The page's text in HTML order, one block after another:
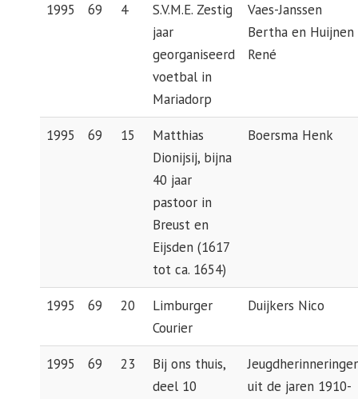
1995 69 4
S.V.M.E. Zestig
jaar
georganiseerd
voetbal in
Mariadorp
Vaes-Janssen
Bertha en Huijnen
René
1995 69 15
Matthias
Dionijsij, bijna
40 jaar
pastoor in
Breust en
Eijsden (1617
tot ca. 1654)
Boersma Henk
1995 69 20
Limburger
Courier
Duijkers Nico
1995 69 23
Bij ons thuis,
deel 10
uit de jaren 1910-